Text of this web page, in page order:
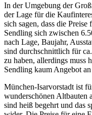
In der Umgebung der
der Lage für die
sich sagen, dass die
Sendling sich zwischen
nach Lage, Baujahr,
sind durchschnittlich für
zu haben, allerdings muss
Sendling kaum Angebot
München-Isarvorstadt ist
wunderschönen Altbauten
sind heiß begehrt und das